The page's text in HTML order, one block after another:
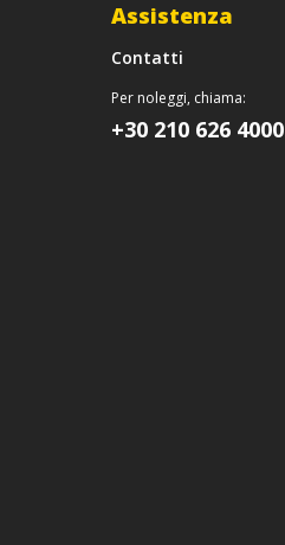
Assistenza
Contatti
Per noleggi, chiama:
+30 210 626 4000